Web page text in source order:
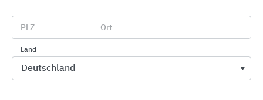
Als Systemexperte entwickelt Buderus seit 1731
Spitzenprodukte. Ob regenerativ oder klassisch
betrieben – die Heizsysteme sind solide, modular,
vernetzt und perfekt aufeinander abgestimmt.
PLZ Ort
Land